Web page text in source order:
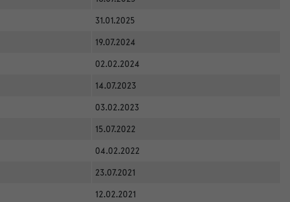
31.01.2025
19.07.2024
02.02.2024
14.07.2023
03.02.2023
15.07.2022
04.02.2022
23.07.2021
12.02.2021